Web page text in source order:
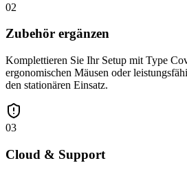
02
Zubehör ergänzen
Komplettieren Sie Ihr Setup mit Type
ergonomischen Mäusen oder
den stationären Einsatz.
03
Cloud & Support